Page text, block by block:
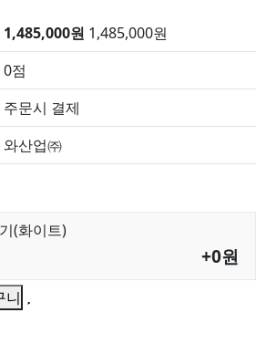
1,485,000원 1,485,000원
0점
주문시 결제
와산업㈜
(화이트)
+0원
니